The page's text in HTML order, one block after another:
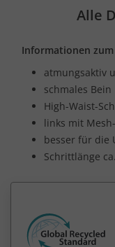
Alle
Informationen
atmungsaktiv
schmales Bein
High-Waist-
links mit
besser für die
Schrittlänge